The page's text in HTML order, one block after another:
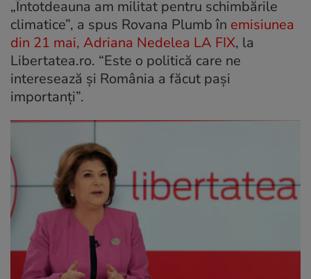
„Întotdeauna am militat pentru schimbările
climatice”, a spus Rovana Plumb în emisiunea
din 21 mai, Adriana Nedelea LA FIX, la
Libertatea.ro. “Este o politică care ne
interesează și România a făcut pași
importanți”.